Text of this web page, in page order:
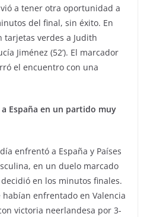
a tener otra oportunidad a
del final, sin éxito. En
tarjetas verdes a Judith
Jiménez (52’). El marcador
el encuentro con una
España en un partido muy
enfrentó a España y Países
en un duelo marcado
en los minutos finales.
habían enfrentado en Valencia
victoria neerlandesa por 3-